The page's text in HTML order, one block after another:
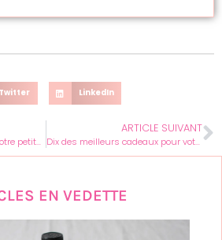
Twitter LinkedIn
7 idées de cadeaux pour votre petite amie
ARTICLE SUIVANT
Dix des meilleurs cadeaux pour votre meilleure amie
EN VEDETTE